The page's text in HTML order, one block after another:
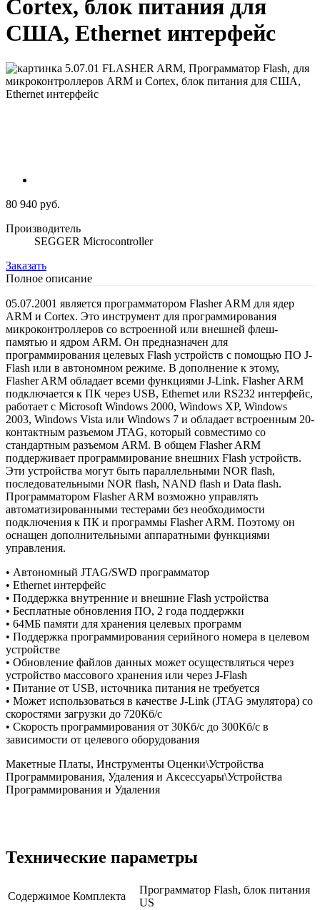
Cortex, блок питания для
США, Ethernet интерфейс
80 940 руб.
Производитель
SEGGER Microcontroller
Заказать
Полное описание
05.07.2001 является программатором Flasher ARM для ядер
ARM и Cortex. Это инструмент для программирования
микроконтроллеров со встроенной или внешней флеш-
памятью и ядром ARM. Он предназначен для
программирования целевых Flash устройств с помощью ПО J-
Flash или в автономном режиме. В дополнение к этому,
Flasher ARM обладает всеми функциями J-Link. Flasher ARM
подключается к ПК через USB, Ethernet или RS232 интерфейс,
работает с Microsoft Windows 2000, Windows XP, Windows
2003, Windows Vista или Windows 7 и обладает встроенным 20-
контактным разъемом JTAG, который совместимо со
стандартным разъемом ARM. В общем Flasher ARM
поддерживает программирование внешних Flash устройств.
Эти устройства могут быть параллельными NOR flash,
последовательными NOR flash, NAND flash и Data flash.
Программатором Flasher ARM возможно управлять
автоматизированными тестерами без необходимости
подключения к ПК и программы Flasher ARM. Поэтому он
оснащен дополнительными аппаратными функциями
управления.
• Автономный JTAG/SWD программатор
• Ethernet интерфейс
• Поддержка внутренние и внешние Flash устройства
• Бесплатные обновления ПО, 2 года поддержки
• 64МБ памяти для хранения целевых программ
• Поддержка программирования серийного номера в целевом
устройстве
• Обновление файлов данных может осуществляться через
устройство массового хранения или через J-Flash
• Питание от USB, источника питания не требуется
• Может использоваться в качестве J-Link (JTAG эмулятора) со
скоростями загрузки до 720Кб/с
• Скорость программирования от 30Кб/с до 300Кб/с в
зависимости от целевого оборудования
Макетные Платы, Инструменты Оценки\Устройства
Программирования, Удаления и Аксессуары\Устройства
Программирования и Удаления
Технические параметры
Содержимое Комплекта
Программатор Flash, блок питания
US